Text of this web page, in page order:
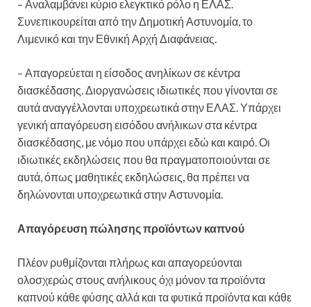
– Αναλαμβάνει κύριο ελεγκτικό ρόλο η ΕΛΑΣ.
Συνεπικουρείται από την Δημοτική Αστυνομία, το
Λιμενικό και την Εθνική Αρχή Διαφάνειας.
– Απαγορεύεται η είσοδος ανηλίκων σε κέντρα
διασκέδασης. Διοργανώσεις ιδιωτικές που γίνονται σε
αυτά αναγγέλλονται υποχρεωτικά στην ΕΛΑΣ. Υπάρχει
γενική απαγόρευση εισόδου ανήλικων στα κέντρα
διασκέδασης, με νόμο που υπάρχει εδώ και καιρό. Οι
ιδιωτικές εκδηλώσεις που θα πραγματοποιούνται σε
αυτά, όπως μαθητικές εκδηλώσεις, θα πρέπει να
δηλώνονται υποχρεωτικά στην Αστυνομία.
Απαγόρευση πώλησης προϊόντων καπνού
Πλέον ρυθμίζονται πλήρως και απαγορεύονται
ολοσχερώς στους ανήλικους όχι μόνον τα προϊόντα
καπνού κάθε φύσης αλλά και τα φυτικά προϊόντα και κάθε